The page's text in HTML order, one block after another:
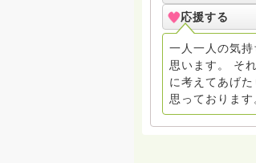
昭和63年5月に
目に学んだつも
ては丁寧な回答
応援する
一人一人の気
思います。 そ
に考えてあげ
思っております